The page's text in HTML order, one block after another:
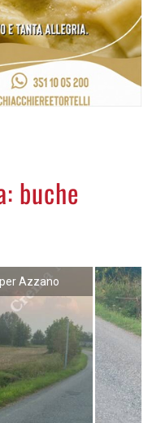
buche
Azzano